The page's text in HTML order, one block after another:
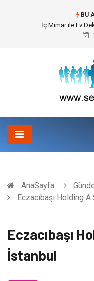
BU
Kuveyt Nakliye
AnaSayfa
Eczacıbaşı Holding
Eczacıbaşı
İstanbul